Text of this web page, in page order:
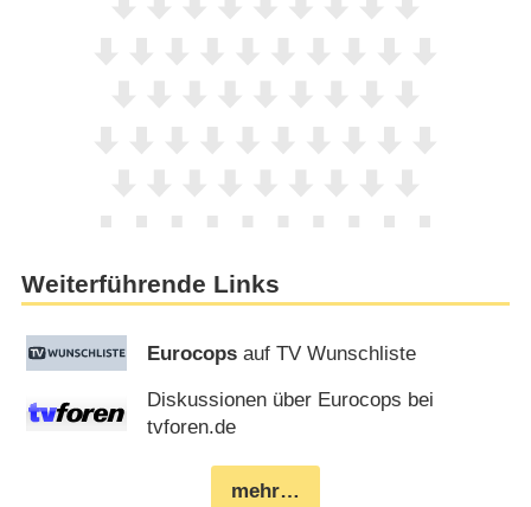
Weiterführende Links
Eurocops auf TV Wunschliste
Diskussionen über Eurocops bei
tvforen.de
mehr…